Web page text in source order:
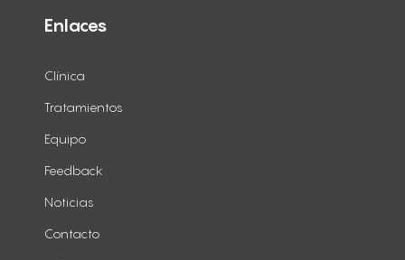
Enlaces
Clínica
Tratamientos
Equipo
Feedback
Noticias
Contacto